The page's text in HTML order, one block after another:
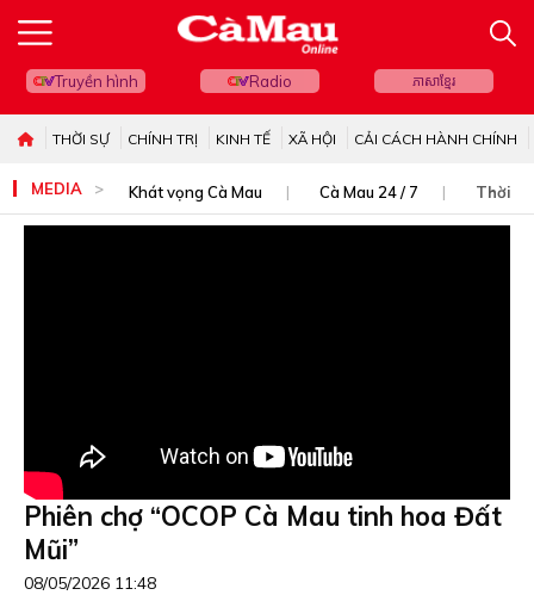
Truyền hình Radio ភាសាខ្មែរ
THỜI SỰ CHÍNH TRỊ KINH TẾ XÃ HỘI CẢI CÁCH HÀNH CHÍNH
MEDIA Khát vọng Cà Mau Cà Mau 24 / 7 Thời sự
Phiên chợ “OCOP Cà Mau tinh hoa Đất
Mũi”
08/05/2026 11:48